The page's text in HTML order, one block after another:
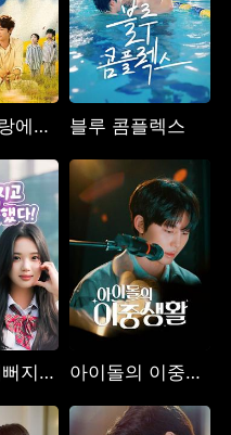
남편 첫사랑에게 모든 걸 넘기겠습니다 블루 콤플렉스
어느 날 예뻐지고 마침내 로맨스 당했다 아이돌의 이중생활